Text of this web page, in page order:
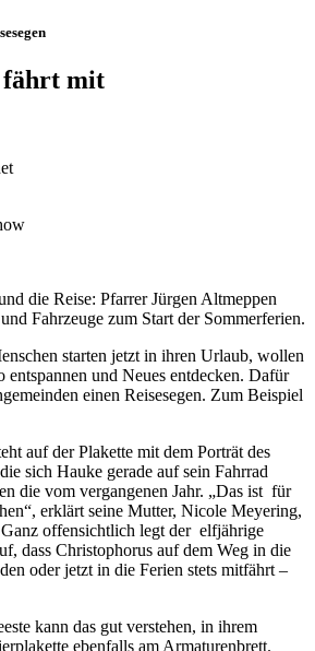
fährt mit
die Reise: Pfarrer Jürgen Altmeppen
Fahrzeuge zum Start der Sommerferien.
starten jetzt in ihren Urlaub, wollen
entspannen und Neues entdecken. Dafür
einen Reisesegen. Zum Beispiel
auf der Plakette mit dem Porträt des
sich Hauke gerade auf sein Fahrrad
die vom vergangenen Jahr. „Das ist für
erklärt seine Mutter, Nicole Meyering,
offensichtlich legt der elfjährige
dass Christophorus auf dem Weg in die
oder jetzt in die Ferien stets mitfährt –
kann das gut verstehen, in ihrem
ebenfalls am Armaturenbrett.